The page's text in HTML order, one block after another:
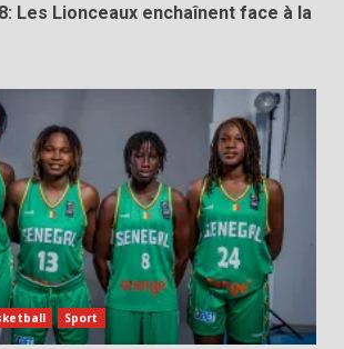
Les Lionceaux enchaînent face à la
Sport